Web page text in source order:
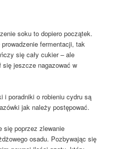
soku to dopiero początek.
fermentacji, tak
się cały cukier – ale
się jeszcze nagazować w
i poradniki o robieniu cydru są
jak należy postępować.
się poprzez zlewanie
osadu. Pozbywając się